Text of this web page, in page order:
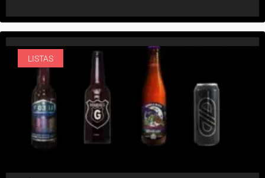
LISTAS